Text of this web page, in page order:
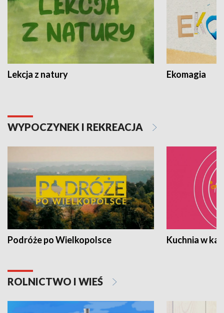
Lekcja z natury Ekomagia
WYPOCZYNEK I REKREACJA
Podróże po Wielkopolsce Kuchnia w
ROLNICTWO I WIEŚ